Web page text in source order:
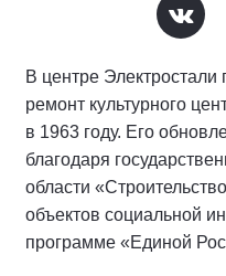
В центре
ремонт культурного
в 1963 году. Его
благодаря
области
объектов социальной
программе «Единой